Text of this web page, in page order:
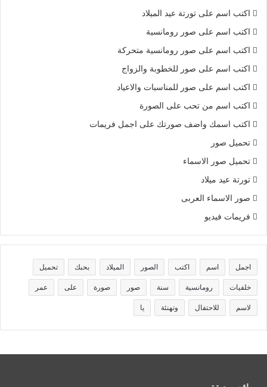
اكتب اسم على تورتة عيد الميلاد
اكتب اسم على صور رومانسية
اكتب اسم على صور رومانسية متحركة
اكتب اسم على صور للخطوبة والزواج
اكتب اسم على صور للمناسبات والاعياد
اكتب اسم من تحب على الصورة
اكتب اسمك واضف صورتك على اجمل فريمات
تحميل صور
تحميل صور الاسماء
تورتة عيد ميلاد
صور الاسماء العربى
فريمات فيديو
اجمل اسم اكتب الصور الميلاد بحبك تحميل
خلفيات رومانسية سنة صور صورة على عمر
لاسم للاحتفال وتهنئة يا